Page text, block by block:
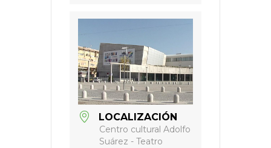
LOCALIZACIÓN
Centro cultural Adolfo
Suárez - Teatro